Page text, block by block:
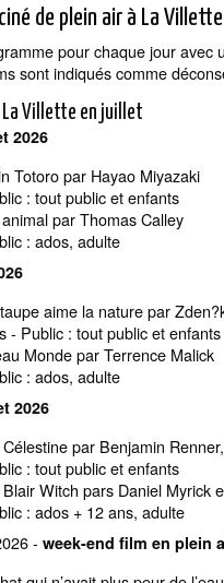
de plein air à La
pour chaque jour avec
sont indiqués comme
La Villette en juillet
2026
Totoro par Hayao Miyazaki
: tout public et enfants
par Thomas Calley
: ados, adulte
aime la nature par
- Public : tout public et enfants
Monde par Terrence Malick
: ados, adulte
2026
par Benjamin
: tout public et enfants
Witch pars Daniel Myrick
: ados + 12 ans, adulte
- week-end film en plein